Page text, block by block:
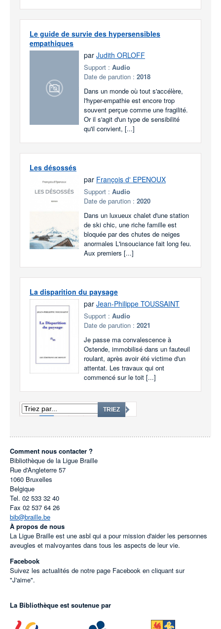
Le guide de survie des hypersensibles
empathiques
par Judith ORLOFF
Support : Audio
Date de parution : 2018
Dans un monde où tout s'accélère,
l'hyper-empathie est encore trop
souvent perçue comme une fragilité.
Or il s'agit d'un type de sensibilité
qu'il convient, [...]
Les désossés
par François d' EPENOUX
Support : Audio
Date de parution : 2020
Dans un luxueux chalet d'une station
de ski chic, une riche famille est
bloquée par des chutes de neiges
anormales L'insouciance fait long feu.
Aux premiers [...]
La disparition du paysage
par Jean-Philippe TOUSSAINT
Support : Audio
Date de parution : 2021
Je passe ma convalescence à
Ostende, immobilisé dans un fauteuil
roulant, après avoir été victime d'un
attentat. Les travaux qui ont
commencé sur le toit [...]
1 2776
TRIEZ
Comment nous contacter ?
Bibliothèque de la Ligue Braille
Rue d'Angleterre 57
1060 Bruxelles
Belgique
Tel. 02 533 32 40
Fax 02 537 64 26
bib@braille.be
À propos de nous
La Ligue Braille est une asbl qui a pour mission d'aider les personnes
aveugles et malvoyantes dans tous les aspects de leur vie.
Facebook
Suivez les actualités de notre page Facebook en cliquant sur
"J'aime".
La Bibliothèque est soutenue par